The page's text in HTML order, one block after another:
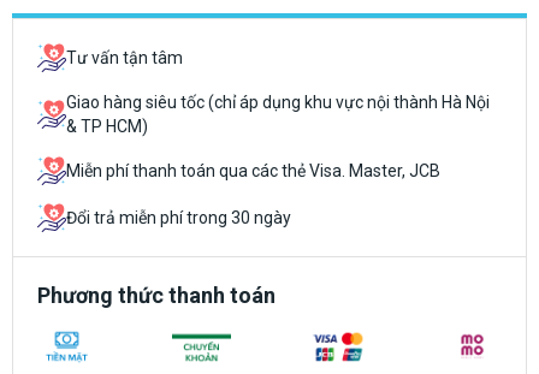
Tư vấn tận tâm
Giao hàng siêu tốc (chỉ áp dụng khu vực nội thành Hà Nội
& TP HCM)
Miễn phí thanh toán qua các thẻ Visa. Master, JCB
Đổi trả miễn phí trong 30 ngày
Phương thức thanh toán